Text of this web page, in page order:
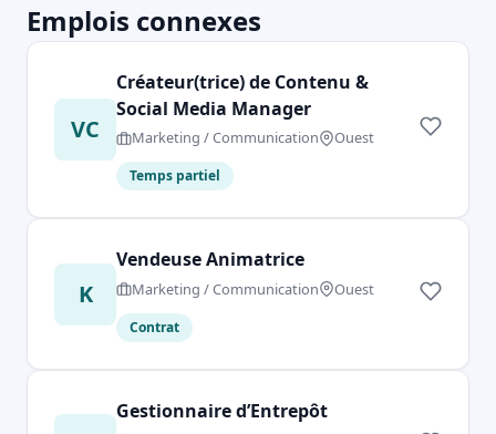
Emplois connexes
VC
Créateur(trice) de Contenu &
Social Media Manager
Marketing / Communication Ouest
Temps partiel
K
Vendeuse Animatrice
Marketing / Communication Ouest
Contrat
Gestionnaire d’Entrepôt